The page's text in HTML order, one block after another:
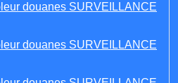
douanes SURVEILLANCE
douanes SURVEILLANCE